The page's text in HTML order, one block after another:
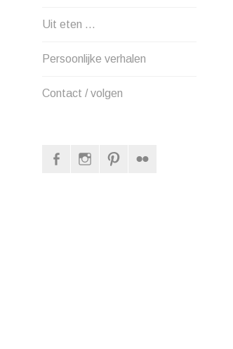
Uit eten …
Persoonlijke verhalen
Contact / volgen
FacebookInstagram